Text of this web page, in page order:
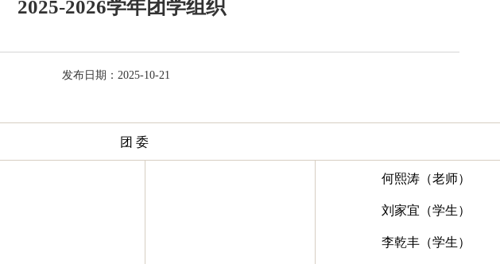
2025-2026学年团学组织
发布日期：2025-10-21
团 委
何熙涛（老师）
刘家宜（学生）
李乾丰（学生）